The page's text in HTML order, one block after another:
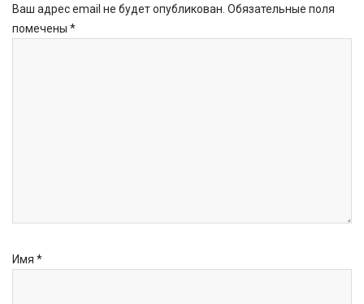
Ваш адрес email не будет опубликован. Обязательные поля
помечены *
Имя *